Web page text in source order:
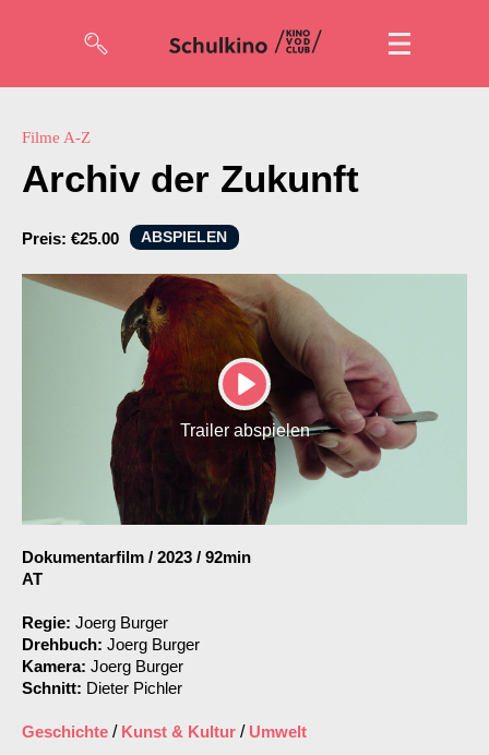
Code eingeben
So geht’s
Account
Suche
Filme A-Z
Archiv der Zukunft
Preis: €25.00 ABSPIELEN
PLAY
Trailer abspielen
Dokumentarfilm / 2023 / 92min
AT
Regie: Joerg Burger
Drehbuch: Joerg Burger
Kamera: Joerg Burger
Schnitt: Dieter Pichler
Geschichte / Kunst & Kultur / Umwelt